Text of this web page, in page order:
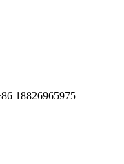
18826965975